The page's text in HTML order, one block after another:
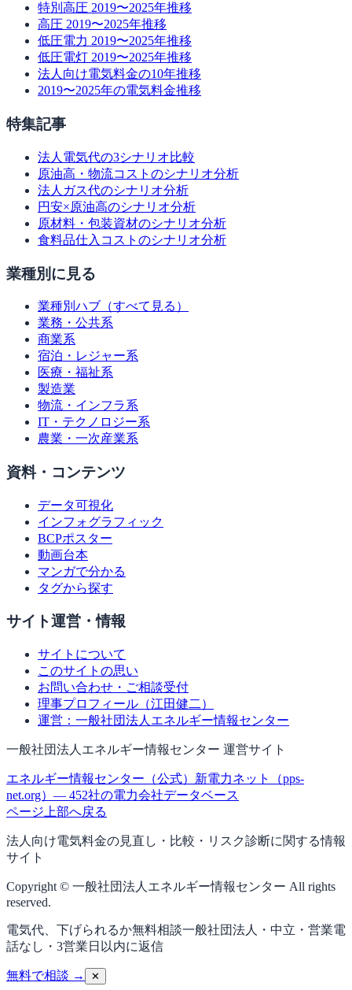
特別高圧 2019〜2025年推移
高圧 2019〜2025年推移
低圧電力 2019〜2025年推移
低圧電灯 2019〜2025年推移
法人向け電気料金の10年推移
2019〜2025年の電気料金推移
特集記事
法人電気代の3シナリオ比較
原油高・物流コストのシナリオ分析
法人ガス代のシナリオ分析
円安×原油高のシナリオ分析
原材料・包装資材のシナリオ分析
食料品仕入コストのシナリオ分析
業種別に見る
業種別ハブ（すべて見る）
業務・公共系
商業系
宿泊・レジャー系
医療・福祉系
製造業
物流・インフラ系
IT・テクノロジー系
農業・一次産業系
資料・コンテンツ
データ可視化
インフォグラフィック
BCPポスター
動画台本
マンガで分かる
タグから探す
サイト運営・情報
サイトについて
このサイトの思い
お問い合わせ・ご相談受付
理事プロフィール（江田健二）
運営：一般社団法人エネルギー情報センター
一般社団法人エネルギー情報センター 運営サイト
エネルギー情報センター（公式） 新電力ネット（pps-
net.org）— 452社の電力会社データベース
ページ上部へ戻る
法人向け電気料金の見直し・比較・リスク診断に関する情報
サイト
Copyright © 一般社団法人エネルギー情報センター All rights
reserved.
電気代、下げられるか無料相談一般社団法人・中立・営業電
話なし・3営業日以内に返信
無料で相談 → ✕